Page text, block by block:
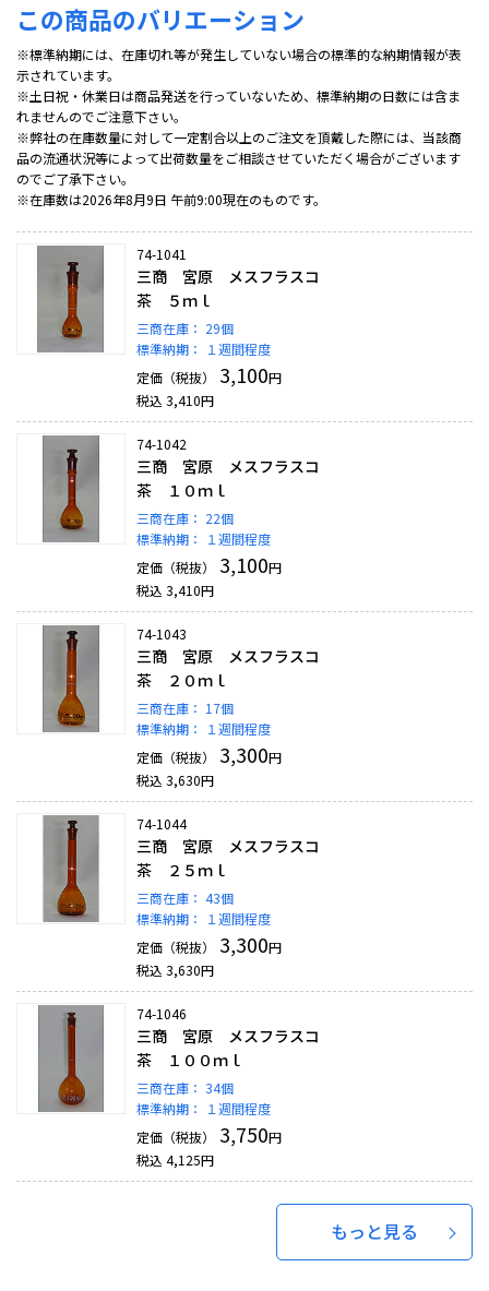
この商品のバリエーション
※標準納期には、在庫切れ等が発生していない場合の標準的な納期情報が表
示されています。
※土日祝・休業日は商品発送を行っていないため、標準納期の日数には含ま
れませんのでご注意下さい。
※弊社の在庫数量に対して一定割合以上のご注文を頂戴した際には、当該商
品の流通状況等によって出荷数量をご相談させていただく場合がございます
のでご了承下さい。
※在庫数は2026年8月9日 午前9:00現在のものです。
74-1041
三商 宮原 メスフラスコ
茶 ５ｍｌ
三商在庫： 29個
標準納期：
１週間程度
定価（税抜）
3,100円
税込 3,410円
74-1042
三商 宮原 メスフラスコ
茶 １０ｍｌ
三商在庫： 22個
標準納期：
１週間程度
定価（税抜）
3,100円
税込 3,410円
74-1043
三商 宮原 メスフラスコ
茶 ２０ｍｌ
三商在庫： 17個
標準納期：
１週間程度
定価（税抜）
3,300円
税込 3,630円
74-1044
三商 宮原 メスフラスコ
茶 ２５ｍｌ
三商在庫： 43個
標準納期：
１週間程度
定価（税抜）
3,300円
税込 3,630円
74-1046
三商 宮原 メスフラスコ
茶 １００ｍｌ
三商在庫： 34個
標準納期：
１週間程度
定価（税抜）
3,750円
税込 4,125円
もっと見る